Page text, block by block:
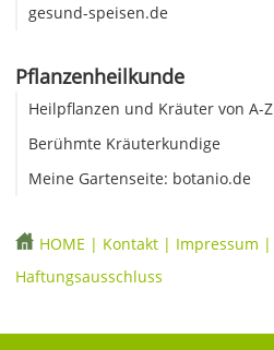
gesund-speisen.de
Pflanzenheilkunde
Heilpflanzen und Kräuter von A-Z
Berühmte Kräuterkundige
Meine Gartenseite: botanio.de
HOME | Kontakt | Impressum |
Haftungsausschluss